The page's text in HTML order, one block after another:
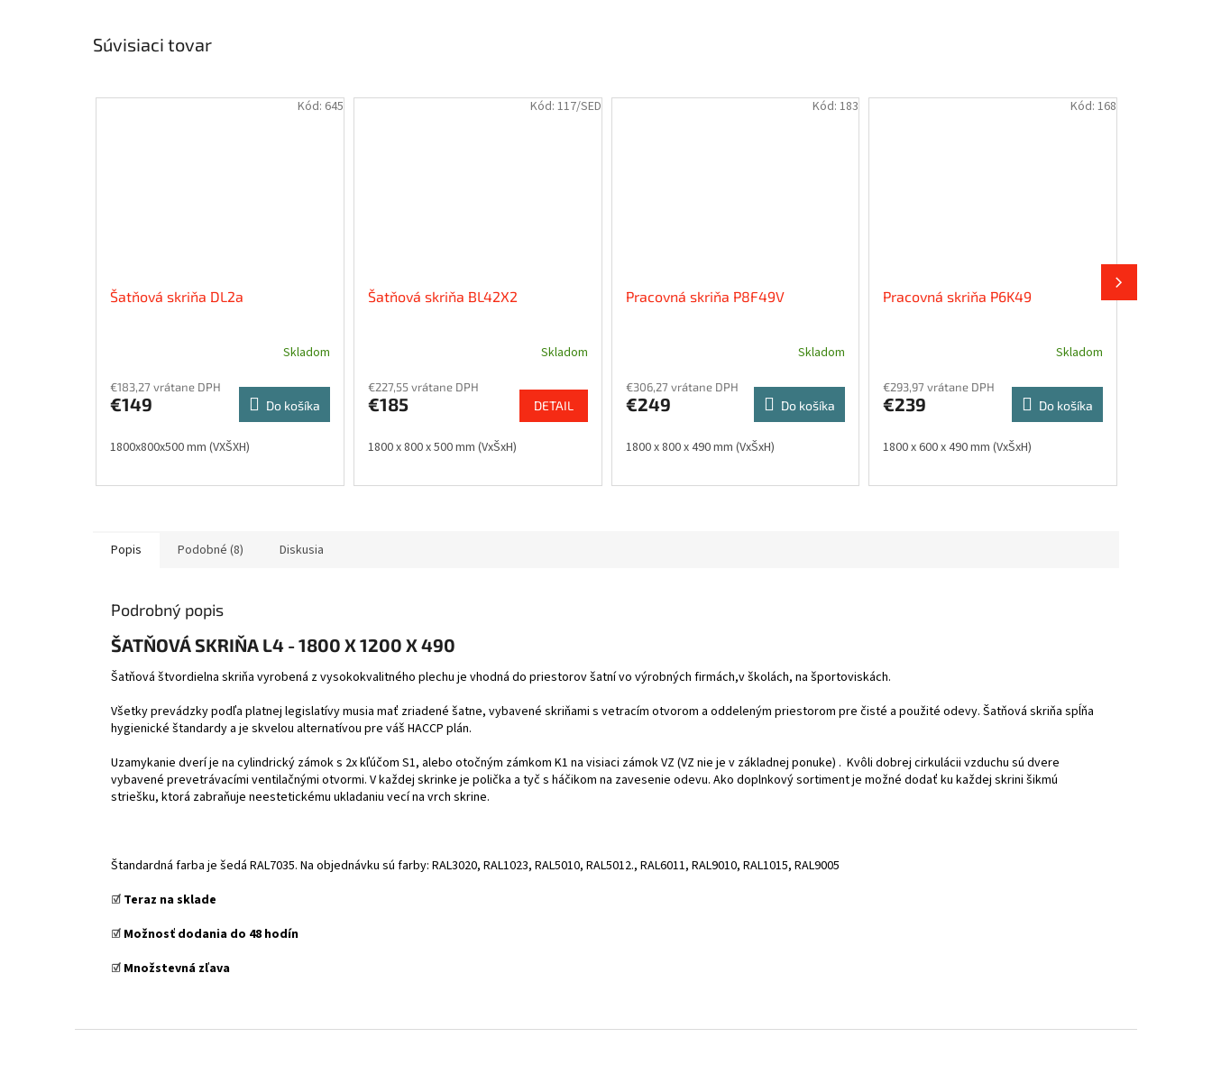
Súvisiaci tovar
Šatňová skriňa DL2a
Skladom
€183,27 vrátane DPH
€149 Do košíka
1800x800x500 mm (VXŠXH)
Kód: 645
Šatňová skriňa BL42X2
Skladom
€227,55 vrátane DPH
€185 DETAIL
1800 x 800 x 500 mm (VxŠxH)
Kód: 117/SED
Pracovná skriňa P8F49V
Skladom
€306,27 vrátane DPH
€249 Do košíka
1800 x 800 x 490 mm (VxŠxH)
Kód:183
Pracovná skriňa P6K49
Skladom
€293,97 vrátane DPH
€239 Do košíka
1800 x 600 x 490 mm (VxŠxH)
Kód: 168
Popis Podobné (8) Diskusia
Podrobný popis
ŠATŇOVÁ SKRIŇA L4 - 1800 X 1200 X 490
Šatňová štvordielna skriňa vyrobená z vysokokvalitného plechu je vhodná do priestorov šatní vo výrobných firmách,v školách, na športoviskách.
Všetky prevádzky podľa platnej legislatívy musia mať zriadené šatne, vybavené skriňami s vetracím otvorom a oddeleným priestorom pre čisté a použité odevy. Šatňová skriňa spĺňa
hygienické štandardy a je skvelou alternatívou pre váš HACCP plán.
Uzamykanie dverí je na cylindrický zámok s 2x kľúčom S1, alebo otočným zámkom K1 na visiaci zámok VZ (VZ nie je v základnej ponuke) . Kvôli dobrej cirkulácii vzduchu sú dvere
vybavené prevetrávacími ventilačnými otvormi. V každej skrinke je polička a tyč s háčikom na zavesenie odevu. Ako doplnkový sortiment je možné dodať ku každej skrini šikmú
striešku, ktorá zabraňuje neestetickému ukladaniu vecí na vrch skrine.
Štandardná farba je šedá RAL7035. Na objednávku sú farby: RAL3020, RAL1023, RAL5010, RAL5012., RAL6011, RAL9010, RAL1015, RAL9005
☑️ Teraz na sklade
☑️ Možnosť dodania do 48 hodín
☑️ Množstevná zľava